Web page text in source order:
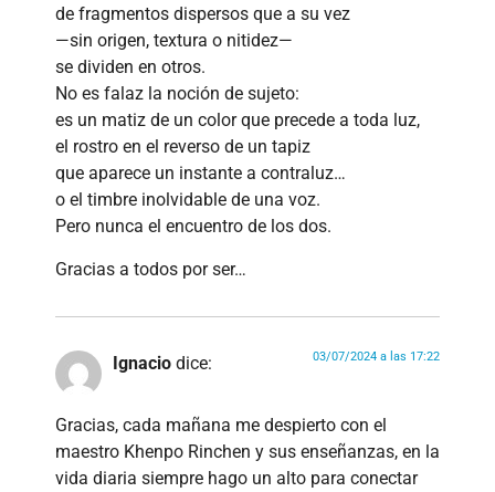
de fragmentos dispersos que a su vez
—sin origen, textura o nitidez—
se dividen en otros.
No es falaz la noción de sujeto:
es un matiz de un color que precede a toda luz,
el rostro en el reverso de un tapiz
que aparece un instante a contraluz…
o el timbre inolvidable de una voz.
Pero nunca el encuentro de los dos.
Gracias a todos por ser…
Ignacio dice: 03/07/2024 a las 17:22
Gracias, cada mañana me despierto con el
maestro Khenpo Rinchen y sus enseñanzas, en la
vida diaria siempre hago un alto para conectar